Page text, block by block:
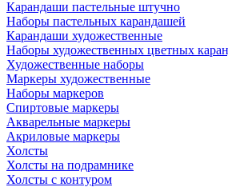
Карандаши пастельные штучно
Наборы пастельных карандашей
Карандаши художественные
Наборы художественных цветных
Художественные наборы
Маркеры художественные
Наборы маркеров
Спиртовые маркеры
Акварельные маркеры
Акриловые маркеры
Холсты
Холсты на подрамнике
Холсты с контуром